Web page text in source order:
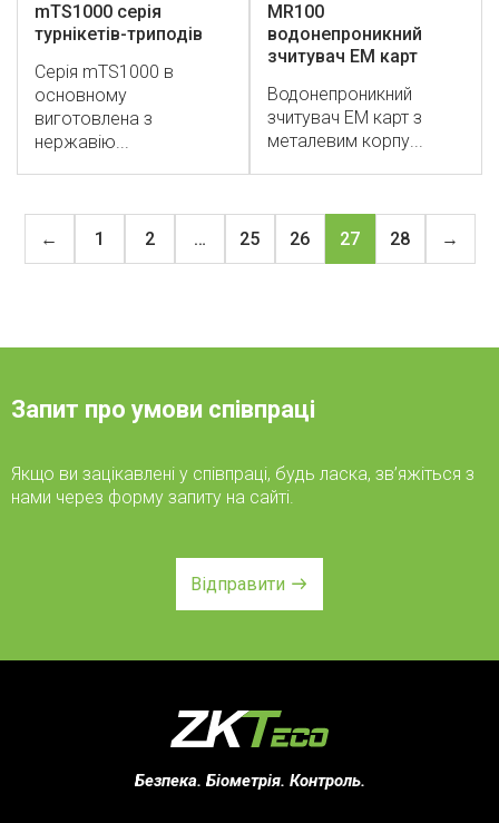
mTS1000 серія
турнікетів-триподів
Серія mTS1000 в
основному
виготовлена ​​з
нержавію...
MR100
водонепроникний
зчитувач EM карт
Водонепроникний
зчитувач EM карт з
металевим корпу...
← 1 2 … 25 26 27 28 →
Запит про умови співпраці
Якщо ви зацікавлені у співпраці, будь ласка, зв’яжіться з
нами через форму запиту на сайті.
Відправити
Безпека. Біометрія. Контроль.